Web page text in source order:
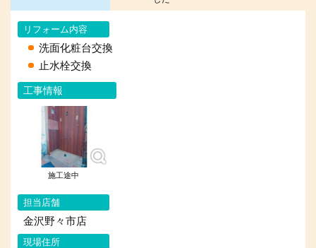
リフォーム内容
洗面化粧台交換
止水栓交換
工事情報
施工途中
担当店舗
金沢野々市店
現場住所